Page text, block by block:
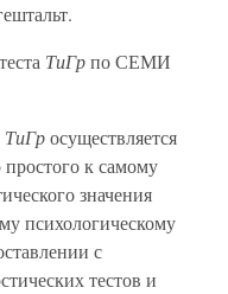
ТиГрпо СЕМИ
ТиГросуществляется
к самому
значения
психологическому
с
тестов и